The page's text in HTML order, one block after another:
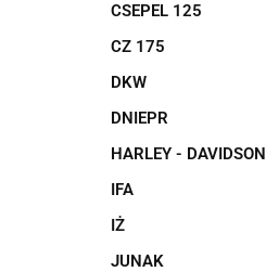
CSEPEL 125
CZ 175
DKW
DNIEPR
HARLEY - DAVIDSON
IFA
IŻ
JUNAK